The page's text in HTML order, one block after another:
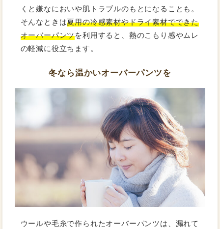
くと嫌なにおいや肌トラブルのもとになることも。
そんなときは夏用の冷感素材やドライ素材でできた
オーバーパンツを利用すると、熱のこもり感やムレ
の軽減に役立ちます。
冬なら温かいオーバーパンツを
ウールや毛糸で作られたオーバーパンツは、漏れて